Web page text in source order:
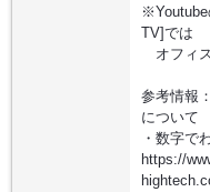
※Youtube
TV]では
オフィ
参考情報
について
・数字で
https://